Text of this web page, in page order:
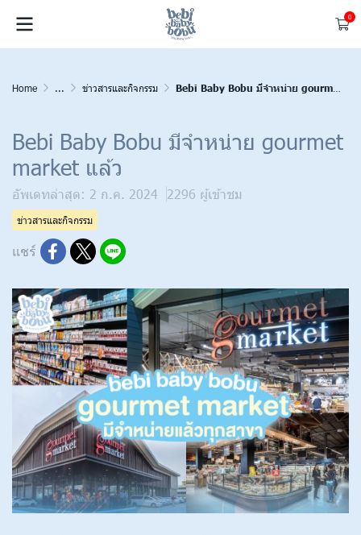
0
Home ... ข่าวสารและกิจกรรม Bebi Baby Bobu มีจำหน่าย gourmet market แล้ว
Bebi Baby Bobu มีจำหน่าย gourmet
market แล้ว
อัพเดทล่าสุด: 2 ก.ค. 2024 2296 ผู้เข้าชม
ข่าวสารและกิจกรรม
แชร์